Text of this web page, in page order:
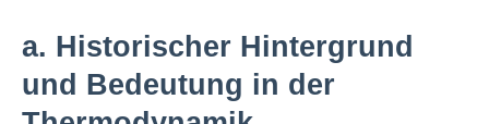
a. Historischer Hintergrund
und Bedeutung in der